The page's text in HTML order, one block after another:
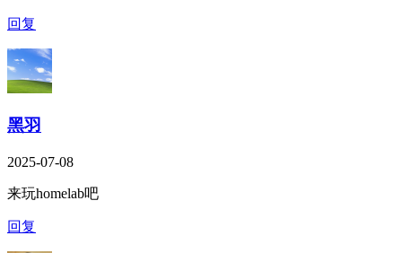
回复
黑羽
2025-07-08
来玩homelab吧
回复